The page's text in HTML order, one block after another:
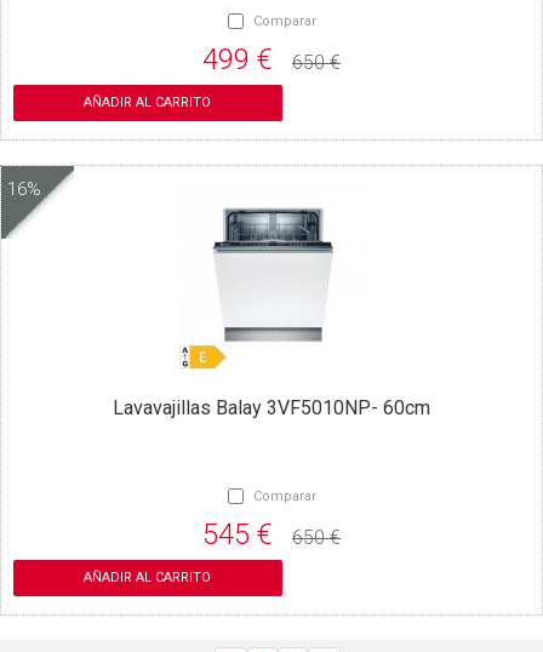
Comparar
499 € 650 €
AÑADIR AL CARRITO
16%
Lavavajillas Balay 3VF5010NP- 60cm
Comparar
545 € 650 €
AÑADIR AL CARRITO